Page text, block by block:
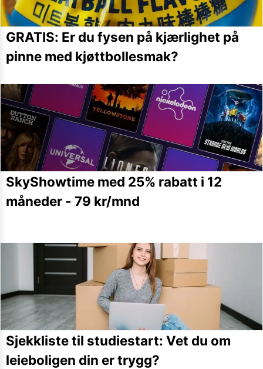
GRATIS: Er du fysen på kjærlighet på
pinne med kjøttbollesmak?
SkyShowtime med 25% rabatt i 12
måneder - 79 kr/mnd
Sjekkliste til studiestart: Vet du om
leieboligen din er trygg?